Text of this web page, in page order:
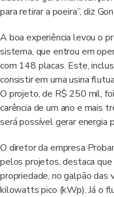
para retirar a poeira”, diz
A boa experiência levou o
sistema, que entrou em
com 148 placas. Este,
consistir em uma usina
O projeto, de R$ 250 mil,
carência de um ano e mais
será possível gerar energia
O diretor da empresa
pelos projetos, destaca que
propriedade, no galpão
kilowatts pico (kWp). Já o